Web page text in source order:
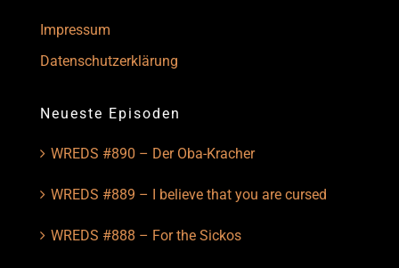
Impressum
Datenschutzerklärung
Neueste Episoden
WREDS #890 – Der Oba-Kracher
WREDS #889 – I believe that you are cursed
WREDS #888 – For the Sickos